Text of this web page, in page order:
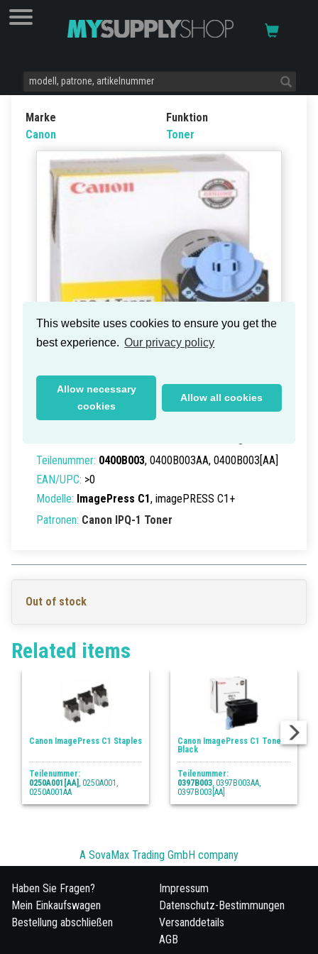
This website uses cookies to ensure you get the
best experience. Our privacy policy
Allow necessary
cookies
Allow all cookies
Marke
Canon
Funktion
Toner
Canon IPQ-1 Toner Yellow 16k (Old
Box)
Teilenummer: 0400B003, 0400B003AA, 0400B003[AA]
EAN/UPC: >0
Modelle: ImagePress C1, imagePRESS C1+
Patronen: Canon IPQ-1 Toner
Out of stock
Related items
Canon ImagePress C1 Staples
Teilenummer:
0250A001[AA], 0250A001,
0250A001AA
Canon ImagePress C1 Toner
Black
Teilenummer:
0397B003, 0397B003AA,
0397B003[AA]
A SovaMax Trading GmbH company
Haben Sie Fragen?
Mein Einkaufswagen
Bestellung abschließen
Impressum
Datenschutz-Bestimmungen
Versanddetails
AGB